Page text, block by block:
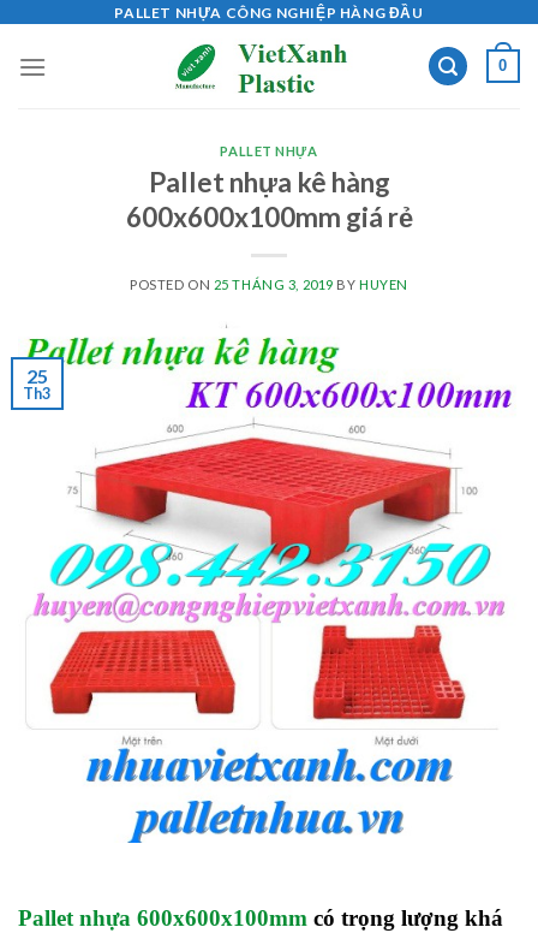
content
PALLET NHỰA CÔNG NGHIỆP HÀNG ĐẦU
0
PALLET NHỰA
Pallet nhựa kê hàng
600x600x100mm giá rẻ
POSTED ON 25 THÁNG 3, 2019 BY HUYEN
25
Th3
Pallet nhựa 600x600x100mm có trọng lượng khá